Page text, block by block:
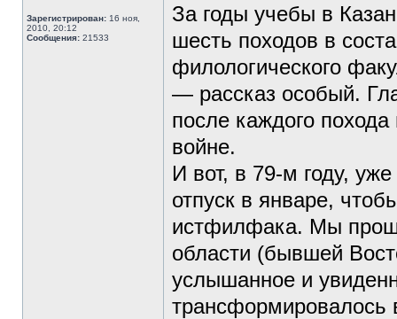
Зарегистрирован: 16 ноя,
2010, 20:12
Сообщения: 21533
За годы учебы в
шесть походов в
филологического
— рассказ особый.
после каждого
войне.
И вот, в 79-м году,
отпуск в январе,
истфилфака. Мы
области (бывшей
услышанное и
трансформировалось